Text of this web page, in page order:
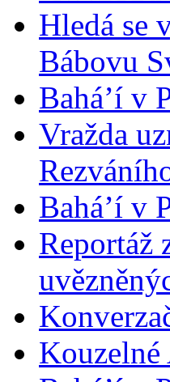
Hledá se
Bábovu
Bahá’í v
Vražda
Bahá’í v
Reportáž
Kouzelné